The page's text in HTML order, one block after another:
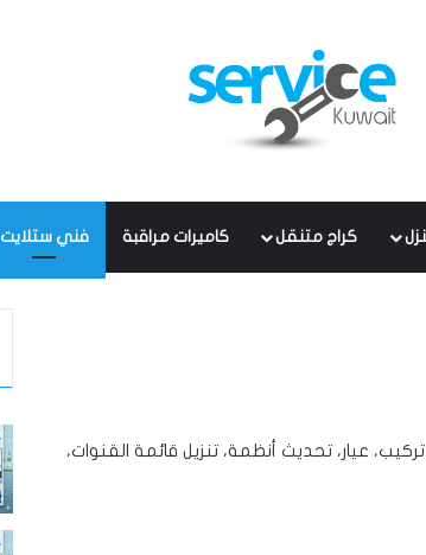
كراج متنقل كاميرات مراقبة فني ستلايت
ساعة للبيوت والشركات، تركيب، عيار، تحديث أنظمة، تنزيل قائمة القنوات،